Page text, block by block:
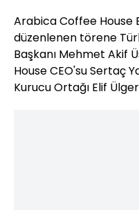
Arabica Coffee House
düzenlenen törene
Başkanı Mehmet Akif
House CEO'su Sertaç
Kurucu Ortağı Elif